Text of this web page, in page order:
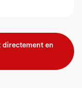
directement en